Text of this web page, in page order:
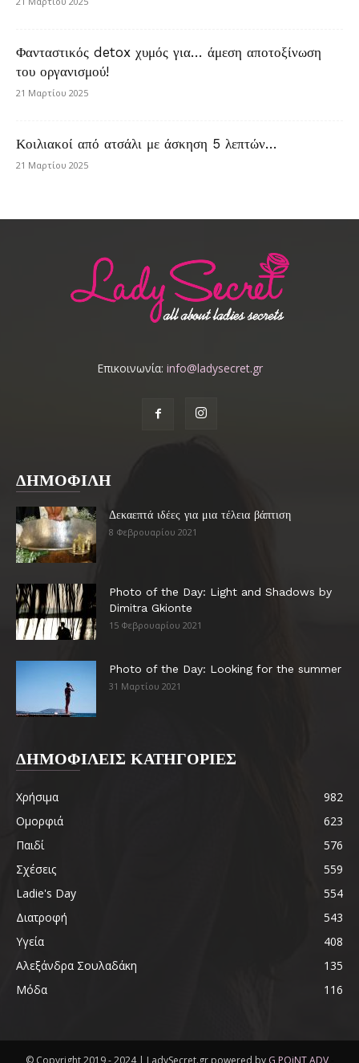
Φανταστικός detox χυμός για… άμεση αποτοξίνωση
του οργανισμού!
21 Μαρτίου 2025
Κοιλιακοί από ατσάλι με άσκηση 5 λεπτών…
21 Μαρτίου 2025
Επικοινωνία: info@ladysecret.gr
ΔΗΜΟΦΙΛΗ
Δεκαεπτά ιδέες για μια τέλεια βάπτιση
8 Φεβρουαρίου 2021
Photo of the Day: Light and Shadows by
Dimitra Gkionte
15 Φεβρουαρίου 2021
Photo of the Day: Looking for the summer
31 Μαρτίου 2021
ΔΗΜΟΦΙΛΕΙΣ ΚΑΤΗΓΟΡΙΕΣ
Χρήσιμα
982
Ομορφιά
623
Παιδί
576
Σχέσεις
559
Ladie's Day
554
Διατροφή
543
Υγεία
408
Αλεξάνδρα Σουλαδάκη
135
Μόδα
116
© Copyright 2019 - 2024 | LadySecret.gr powered by G POiNT ADV